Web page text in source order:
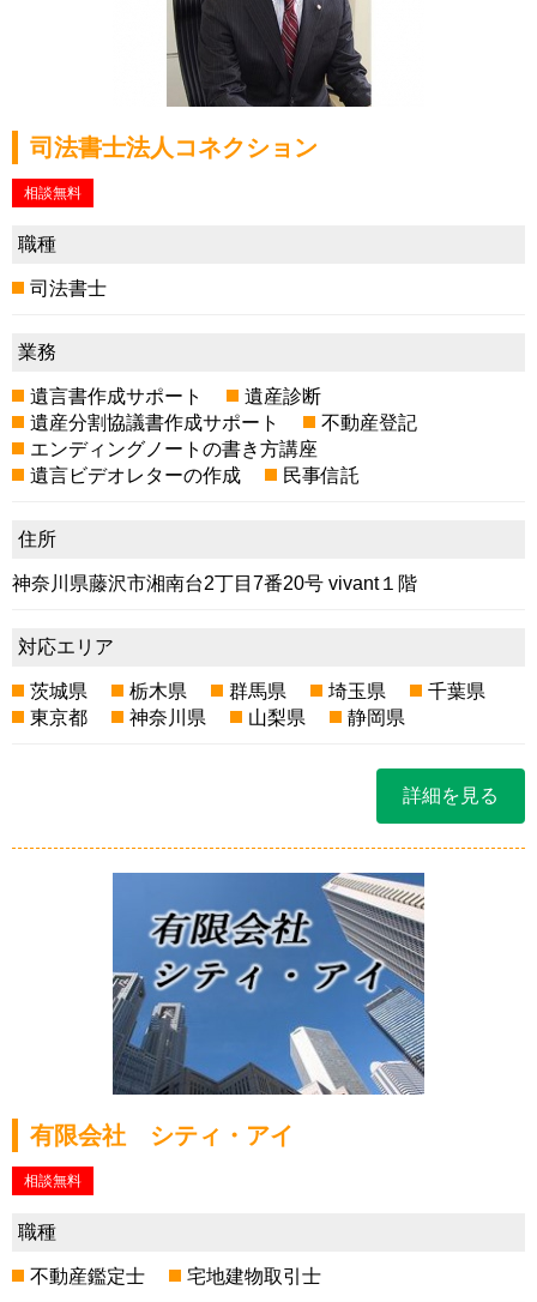
司法書士法人コネクション
相談無料
職種
司法書士
業務
遺言書作成サポート
遺産診断
遺産分割協議書作成サポート
不動産登記
エンディングノートの書き方講座
遺言ビデオレターの作成
民事信託
住所
神奈川県藤沢市湘南台2丁目7番20号 vivant１階
対応エリア
茨城県 栃木県 群馬県 埼玉県
千葉県
東京都
神奈川県 山梨県 静岡県
詳細を見る
有限会社 シティ・アイ
相談無料
職種
不動産鑑定士 宅地建物取引士